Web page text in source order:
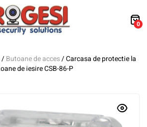
0
/Butoane de acces/ Carcasa de protectie la
de iesire CSB-86-P